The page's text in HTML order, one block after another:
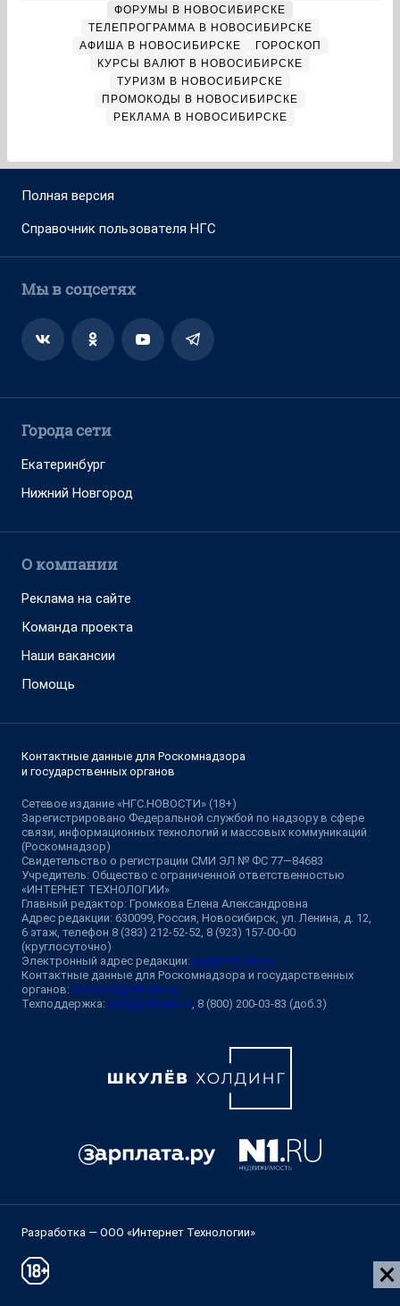
ФОРУМЫ В НОВОСИБИРСКЕ
ТЕЛЕПРОГРАММА В НОВОСИБИРСКЕ
АФИША В НОВОСИБИРСКЕ
ГОРОСКОП
КУРСЫ ВАЛЮТ В НОВОСИБИРСКЕ
ТУРИЗМ В НОВОСИБИРСКЕ
ПРОМОКОДЫ В НОВОСИБИРСКЕ
РЕКЛАМА В НОВОСИБИРСКЕ
Полная версия
Справочник пользователя НГС
Мы в соцсетях
Города сети
Екатеринбург
Нижний Новгород
О компании
Реклама на сайте
Команда проекта
Наши вакансии
Помощь
Контактные данные для Роскомнадзора
и государственных органов
Сетевое издание «НГС.НОВОСТИ» (18+)
Зарегистрировано Федеральной службой по надзору в сфере
связи, информационных технологий и массовых коммуникаций
(Роскомнадзор)
Свидетельство о регистрации СМИ ЭЛ № ФС 77—84683
Учредитель: Общество с ограниченной ответственностью
«ИНТЕРНЕТ ТЕХНОЛОГИИ»
Главный редактор: Громкова Елена Александровна
Адрес редакции: 630099, Россия, Новосибирск, ул. Ленина, д. 12,
6 этаж, телефон 8 (383) 212-52-52, 8 (923) 157-00-00
(круглосуточно)
Электронный адрес редакции: ngs@shkulev.ru
Контактные данные для Роскомнадзора и государственных
органов: juristnsk@shkulev.ru
Техподдержка: help@shkulev.ru , 8 (800) 200-03-83 (доб.3)
Разработка — ООО «Интернет Технологии»